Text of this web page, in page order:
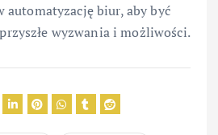
automatyzację biur, aby być
wyzwania i możliwości.